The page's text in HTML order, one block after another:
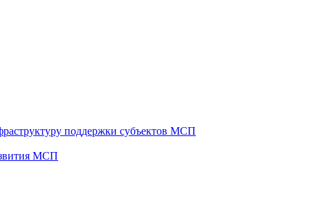
поддержки субъектов МСП
МСП